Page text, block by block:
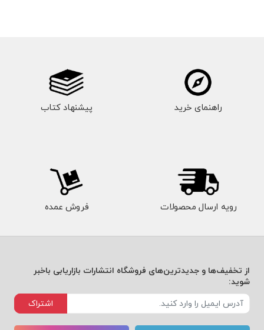
راهنمای خرید پیشنهاد کتاب
رویه ارسال محصولات فروش عمده
از تخفیف‌ها و جدیدترین‌های فروشگاه انتشارات بازاریابی باخبر
شوید:
اشتراک